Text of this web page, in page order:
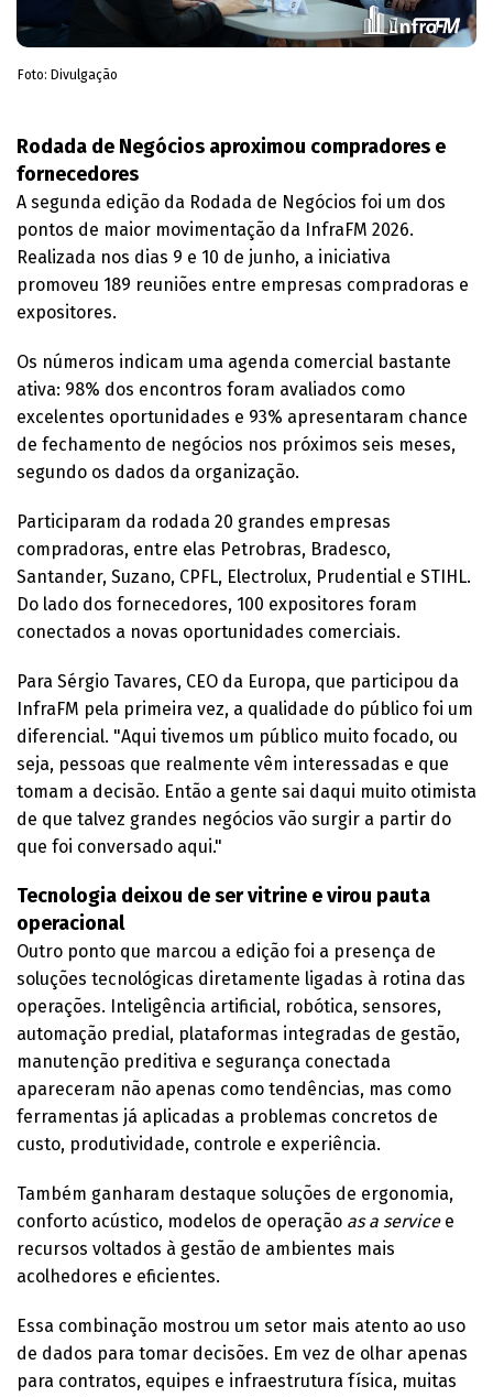
Foto: Divulgação
Rodada de Negócios aproximou compradores e
fornecedores
A segunda edição da Rodada de Negócios foi um dos
pontos de maior movimentação da InfraFM 2026.
Realizada nos dias 9 e 10 de junho, a iniciativa
promoveu 189 reuniões entre empresas compradoras e
expositores.
Os números indicam uma agenda comercial bastante
ativa: 98% dos encontros foram avaliados como
excelentes oportunidades e 93% apresentaram chance
de fechamento de negócios nos próximos seis meses,
segundo os dados da organização.
Participaram da rodada 20 grandes empresas
compradoras, entre elas Petrobras, Bradesco,
Santander, Suzano, CPFL, Electrolux, Prudential e STIHL.
Do lado dos fornecedores, 100 expositores foram
conectados a novas oportunidades comerciais.
Para Sérgio Tavares, CEO da Europa, que participou da
InfraFM pela primeira vez, a qualidade do público foi um
diferencial. "Aqui tivemos um público muito focado, ou
seja, pessoas que realmente vêm interessadas e que
tomam a decisão. Então a gente sai daqui muito otimista
de que talvez grandes negócios vão surgir a partir do
que foi conversado aqui."
Tecnologia deixou de ser vitrine e virou pauta
operacional
Outro ponto que marcou a edição foi a presença de
soluções tecnológicas diretamente ligadas à rotina das
operações. Inteligência artificial, robótica, sensores,
automação predial, plataformas integradas de gestão,
manutenção preditiva e segurança conectada
apareceram não apenas como tendências, mas como
ferramentas já aplicadas a problemas concretos de
custo, produtividade, controle e experiência.
Também ganharam destaque soluções de ergonomia,
conforto acústico, modelos de operação as a servicee
recursos voltados à gestão de ambientes mais
acolhedores e eficientes.
Essa combinação mostrou um setor mais atento ao uso
de dados para tomar decisões. Em vez de olhar apenas
para contratos, equipes e infraestrutura física, muitas